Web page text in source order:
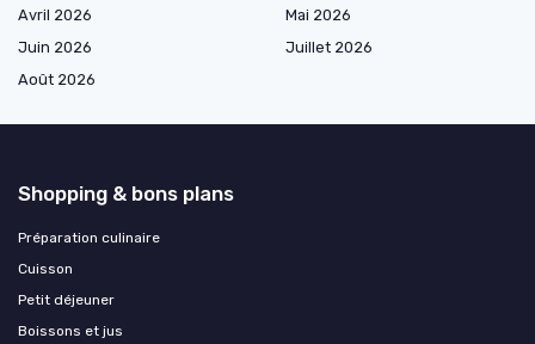
Avril 2026
Mai 2026
Juin 2026
Juillet 2026
Août 2026
Shopping & bons plans
Préparation culinaire
Cuisson
Petit déjeuner
Boissons et jus